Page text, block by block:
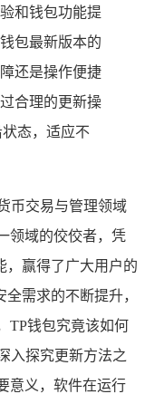
和钱包功能提
包最新版本的
还是操作便捷
合理的更新操
态，适应不
币交易与管理领域
领域的佼佼者，凭
，赢得了广大用户的
需求的不断提升，
TP钱包究竟该如何
入探究更新方法之
意义，软件在运行